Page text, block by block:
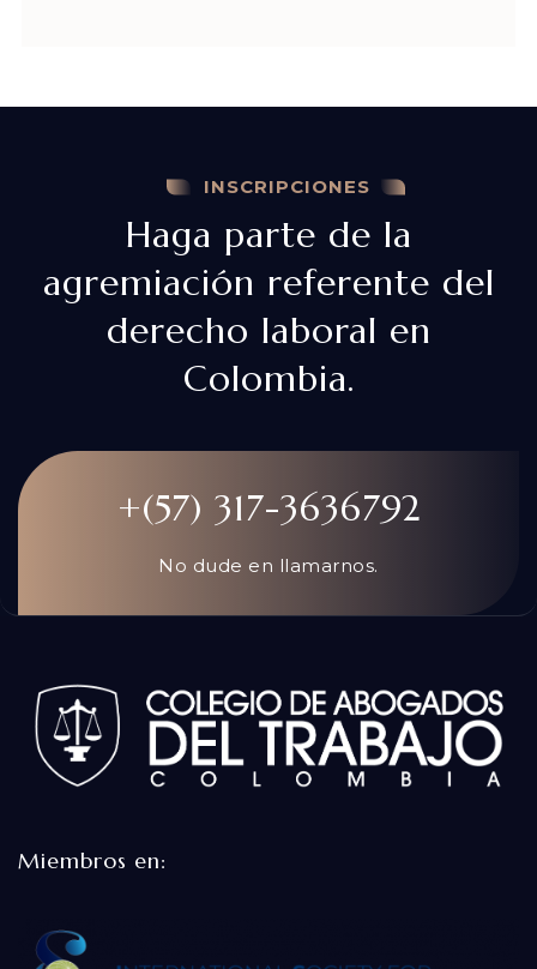
INSCRIPCIONES
Haga parte de la
agremiación referente del
derecho laboral en
Colombia.
+(57) 317-3636792
No dude en llamarnos.
Miembros en: